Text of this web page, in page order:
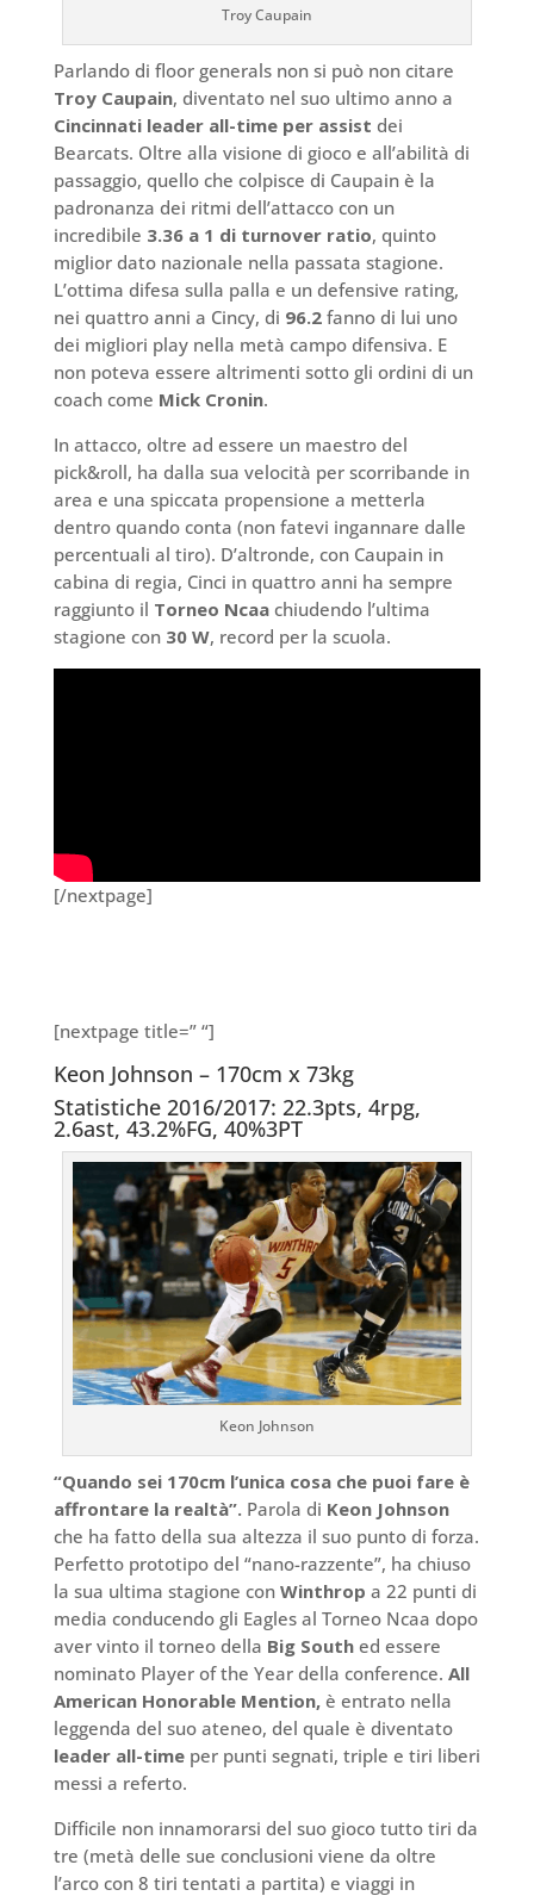
Troy Caupain
Parlando di floor generals non si può non citare
Troy Caupain, diventato nel suo ultimo anno a
Cincinnati leader all-time per assist dei
Bearcats. Oltre alla visione di gioco e all’abilità di
passaggio, quello che colpisce di Caupain è la
padronanza dei ritmi dell’attacco con un
incredibile 3.36 a 1 di turnover ratio, quinto
miglior dato nazionale nella passata stagione.
L’ottima difesa sulla palla e un defensive rating,
nei quattro anni a Cincy, di 96.2fanno di lui uno
dei migliori play nella metà campo difensiva. E
non poteva essere altrimenti sotto gli ordini di un
coach come Mick Cronin.
In attacco, oltre ad essere un maestro del
pick&roll, ha dalla sua velocità per scorribande in
area e una spiccata propensione a metterla
dentro quando conta (non fatevi ingannare dalle
percentuali al tiro). D’altronde, con Caupain in
cabina di regia, Cinci in quattro anni ha sempre
raggiunto il Torneo Ncaachiudendo l’ultima
stagione con 30 W, record per la scuola.
[/nextpage]
[nextpage title=” “]
Keon Johnson – 170cm x 73kg
Statistiche 2016/2017: 22.3pts, 4rpg,
2.6ast, 43.2%FG, 40%3PT
Keon Johnson
“Quando sei 170cm l’unica cosa che puoi fare è
affrontare la realtà”. Parola di Keon Johnson
che ha fatto della sua altezza il suo punto di forza.
Perfetto prototipo del “nano-razzente”, ha chiuso
la sua ultima stagione con Winthrop a 22 punti di
media conducendo gli Eagles al Torneo Ncaa dopo
aver vinto il torneo della Big Southed essere
nominato Player of the Year della conference. All
American Honorable Mention,è entrato nella
leggenda del suo ateneo, del quale è diventato
leader all-timeper punti segnati, triple e tiri liberi
messi a referto.
Difficile non innamorarsi del suo gioco tutto tiri da
tre (metà delle sue conclusioni viene da oltre
l’arco con 8 tiri tentati a partita) e viaggi in